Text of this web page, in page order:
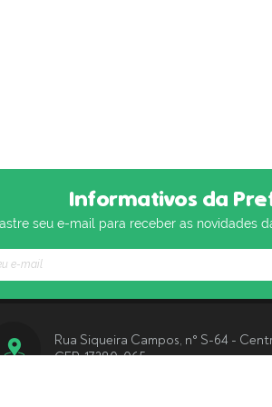
Informativos da
seu e-mail para receber as novidades
Rua Siqueira Campos, n° S-64 -
CEP: 17280-065